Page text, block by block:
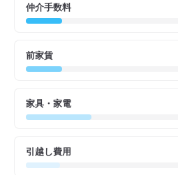
仲介手数料
前家賃
家具・家電
引越し費用